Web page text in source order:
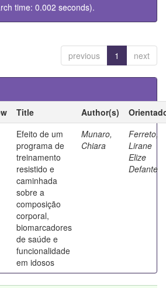
time: 0.002 seconds).
previous 1 next
Title Author(s)
Efeito de um
programa de
treinamento
resistido e
caminhada
sobre a
composição
corporal,
biomarcadores
de saúde e
funcionalidade
em idosos
Munaro,
Chiara
Ferreto,
Lirane
Elize
Defante